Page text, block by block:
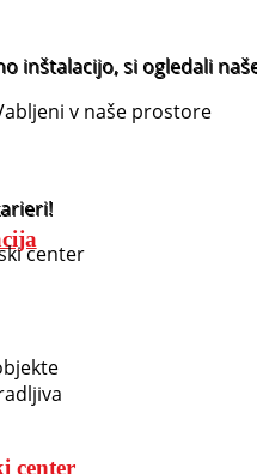
inštalacijo, si ogledali
center